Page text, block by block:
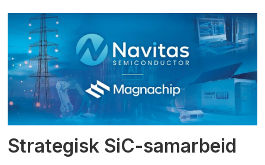
Strategisk SiC-samarbeid